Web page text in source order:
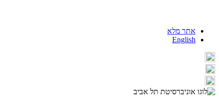
אתר מלא
English